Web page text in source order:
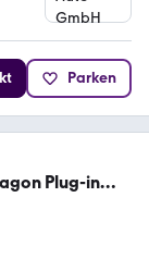
Parken
Plug-in